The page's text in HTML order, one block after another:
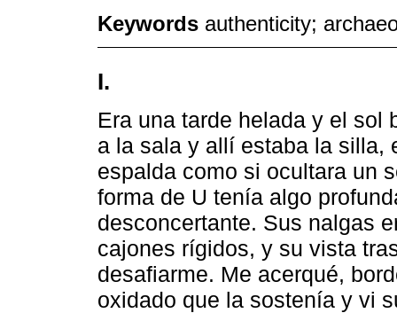
Keywords authenticity;
I.
Era una tarde helada y el sol
a la sala y allí estaba la silla,
espalda como si ocultara un
forma de U tenía algo
desconcertante. Sus nalgas
cajones rígidos, y su vista
desafiarme. Me acerqué,
oxidado que la sostenía y vi